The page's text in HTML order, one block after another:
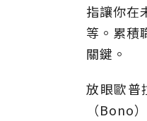
指讓你在
等。累積
關鍵。
放眼歐普
（Bono